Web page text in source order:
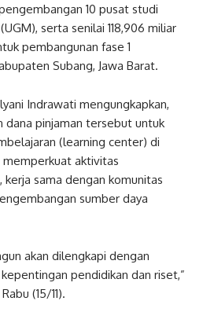
10 pusat studi
serta senilai 118,906 miliar
pembangunan fase 1
Subang, Jawa Barat.
Indrawati mengungkapkan,
dana pinjaman tersebut untuk
(learning center) di
memperkuat aktivitas
sama dengan komunitas
sumber daya
akan dilengkapi dengan
pendidikan dan riset,”
(15/11).